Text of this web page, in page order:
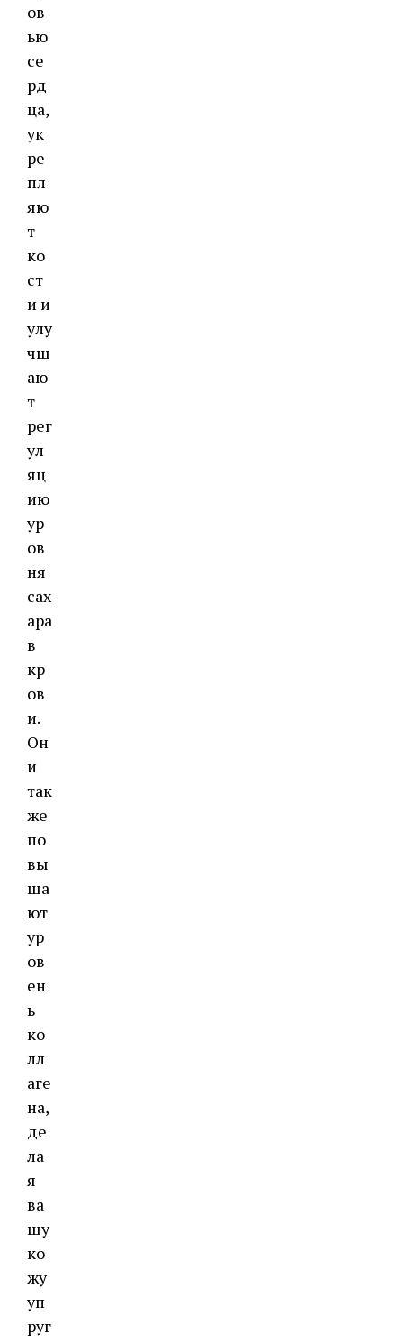
ов
ью
се
рд
ца,
ук
ре
пл
яю
т
ко
ст
и и
улу
чш
аю
т
рег
ул
яц
ию
ур
ов
ня
сах
ара
в
кр
ов
и.
Он
и
так
же
по
вы
ша
ют
ур
ов
ен
ь
ко
лл
аге
на,
де
ла
я
ва
шу
ко
жу
уп
руг